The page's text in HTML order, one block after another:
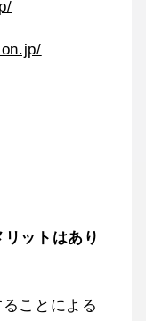
ットはあり
ことによる